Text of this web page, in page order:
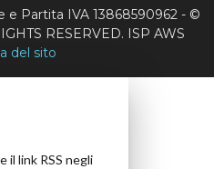
e Partita IVA 13868590962 - ©
RESERVED. ISP AWS
del sito
il link RSS negli